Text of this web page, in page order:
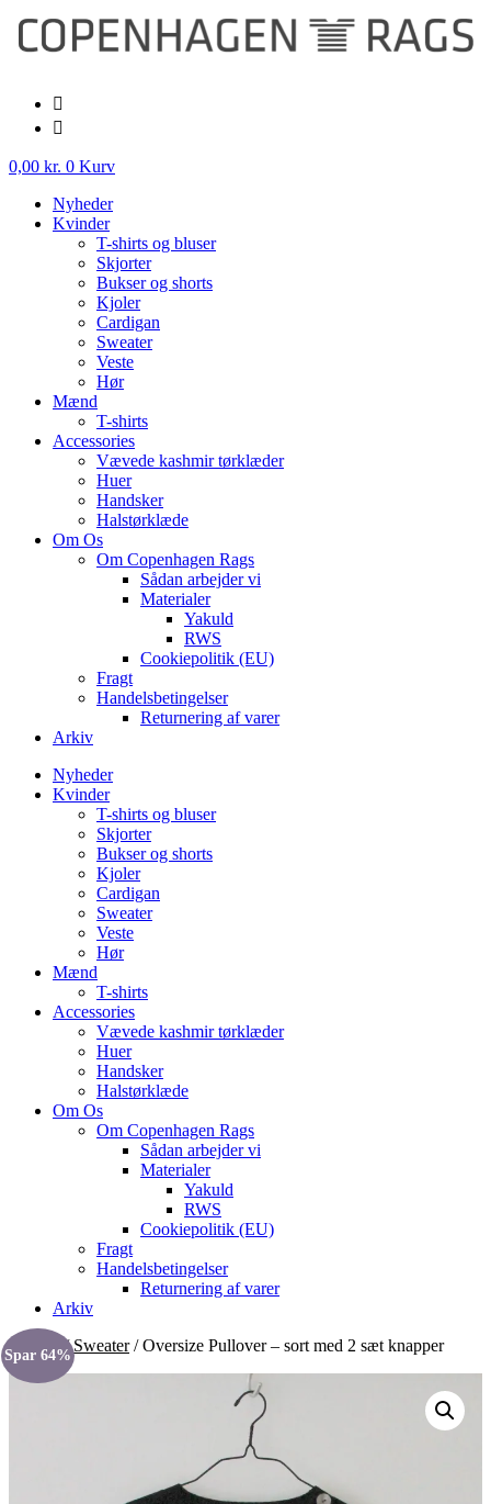
Videre
indhold
0,00 kr. 0 Kurv
Nyheder
Kvinder
T-shirts og bluser
Skjorter
Bukser og shorts
Kjoler
Cardigan
Sweater
Veste
Hør
Mænd
T-shirts
Accessories
Vævede kashmir tørklæder
Huer
Handsker
Halstørklæde
Om Os
Om Copenhagen Rags
Sådan arbejder vi
Materialer
Yakuld
RWS
Cookiepolitik (EU)
Fragt
Handelsbetingelser
Returnering af varer
Arkiv
Nyheder
Kvinder
T-shirts og bluser
Skjorter
Bukser og shorts
Kjoler
Cardigan
Sweater
Veste
Hør
Mænd
T-shirts
Accessories
Vævede kashmir tørklæder
Huer
Handsker
Halstørklæde
Om Os
Om Copenhagen Rags
Sådan arbejder vi
Materialer
Yakuld
RWS
Cookiepolitik (EU)
Fragt
Handelsbetingelser
Returnering af varer
Arkiv
Forside/Sweater/ Oversize Pullover – sort med 2 sæt knapper
Spar 64%